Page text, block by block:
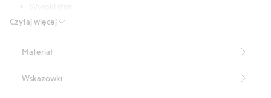
Czytaj więcej
Wąski ściągacz w pasie
Numer artykułu
Materiał
Wskazówki